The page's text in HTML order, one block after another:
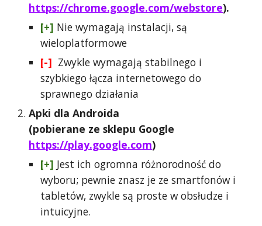
https://chrome.google.com/webstore).
[+] Nie wymagają instalacji, są
wieloplatformowe
[-] Zwykle wymagają stabilnego i
szybkiego łącza internetowego do
sprawnego działania
Apki dla Androida
(pobierane ze sklepu Google
https://play.google.com)
[+] Jest ich ogromna różnorodność do
wyboru; pewnie znasz je ze smartfonów i
tabletów, zwykle są proste w obsłudze i
intuicyjne.